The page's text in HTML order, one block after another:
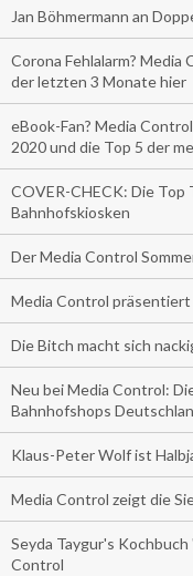
Jan Böhmermann an
Corona Fehlalarm?
der letzten 3 Monate hier
eBook-Fan? Media
2020 und die Top 5 der
COVER-CHECK: Die
Bahnhofskiosken
Der Media Control
Media Control
Die Bitch macht sich
Neu bei Media Control:
Bahnhofshops
Klaus-Peter Wolf ist
Media Control zeigt die
Seyda Taygur's
Control